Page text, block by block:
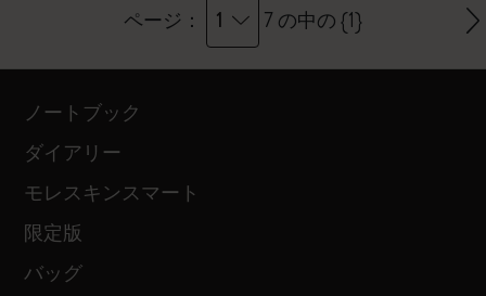
ページ： 1 7 の中の {1}
ノートブック
ダイアリー
モレスキンスマート
限定版
バッグ